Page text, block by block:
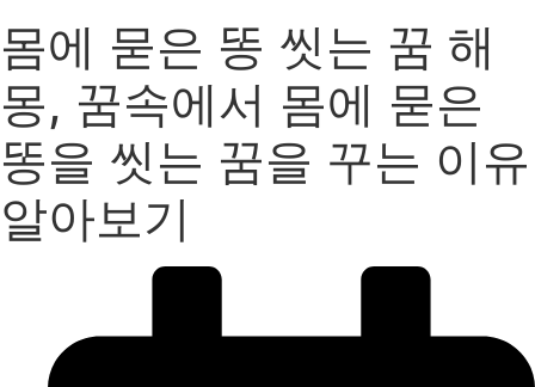
몸에 묻은 똥 씻는 꿈 해
몽, 꿈속에서 몸에 묻은
똥을 씻는 꿈을 꾸는 이유
알아보기